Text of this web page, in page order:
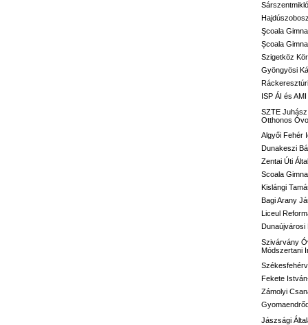
Şcoala
Școala
Szigetköz
Gyöngyösi
ISP ÁI és
SZTE
Otthonos
Algyői Fehér
Dunakeszi
Zentai Úti
Scoala
Kislángi
Bagi Arany
Liceul
Dunaújvárosi
Szivárvány
Módszertani
Fekete
Zámolyi
Jászsági